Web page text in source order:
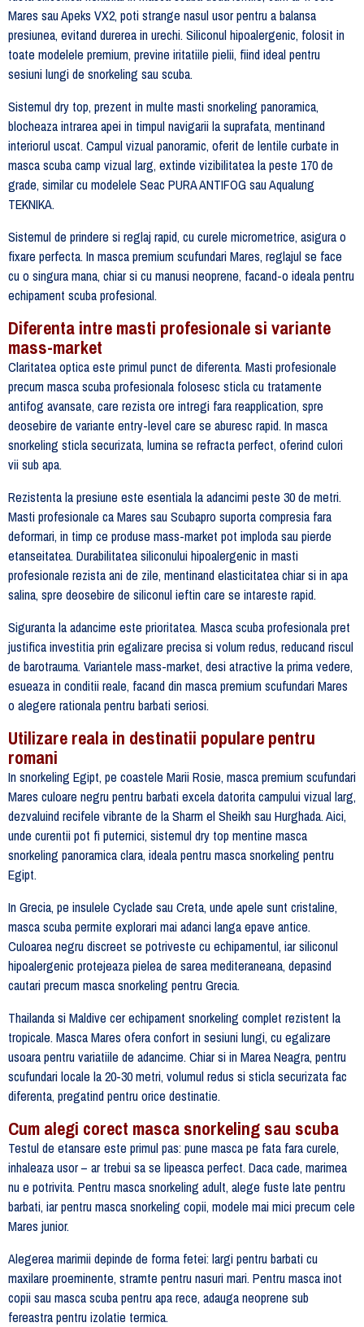
Mares sau Apeks VX2, poti strange nasul usor pentru a balansa
presiunea, evitand durerea in urechi. Siliconul hipoalergenic, folosit in
toate modelele premium, previne iritatiile pielii, fiind ideal pentru
sesiuni lungi de snorkeling sau scuba.
Sistemul dry top, prezent in multe masti snorkeling panoramica,
blocheaza intrarea apei in timpul navigarii la suprafata, mentinand
interiorul uscat. Campul vizual panoramic, oferit de lentile curbate in
masca scuba camp vizual larg, extinde vizibilitatea la peste 170 de
grade, similar cu modelele Seac PURA ANTIFOG sau Aqualung
TEKNIKA.
Sistemul de prindere si reglaj rapid, cu curele micrometrice, asigura o
fixare perfecta. In masca premium scufundari Mares, reglajul se face
cu o singura mana, chiar si cu manusi neoprene, facand-o ideala pentru
echipament scuba profesional.
Diferenta intre masti profesionale si variante
mass-market
Claritatea optica este primul punct de diferenta. Masti profesionale
precum masca scuba profesionala folosesc sticla cu tratamente
antifog avansate, care rezista ore intregi fara reapplication, spre
deosebire de variante entry-level care se aburesc rapid. In masca
snorkeling sticla securizata, lumina se refracta perfect, oferind culori
vii sub apa.
Rezistenta la presiune este esentiala la adancimi peste 30 de metri.
Masti profesionale ca Mares sau Scubapro suporta compresia fara
deformari, in timp ce produse mass-market pot imploda sau pierde
etanseitatea. Durabilitatea siliconului hipoalergenic in masti
profesionale rezista ani de zile, mentinand elasticitatea chiar si in apa
salina, spre deosebire de siliconul ieftin care se intareste rapid.
Siguranta la adancime este prioritatea. Masca scuba profesionala pret
justifica investitia prin egalizare precisa si volum redus, reducand riscul
de barotrauma. Variantele mass-market, desi atractive la prima vedere,
esueaza in conditii reale, facand din masca premium scufundari Mares
o alegere rationala pentru barbati seriosi.
Utilizare reala in destinatii populare pentru
romani
In snorkeling Egipt, pe coastele Marii Rosie, masca premium scufundari
Mares culoare negru pentru barbati excela datorita campului vizual larg,
dezvaluind recifele vibrante de la Sharm el Sheikh sau Hurghada. Aici,
unde curentii pot fi puternici, sistemul dry top mentine masca
snorkeling panoramica clara, ideala pentru masca snorkeling pentru
Egipt.
In Grecia, pe insulele Cyclade sau Creta, unde apele sunt cristaline,
masca scuba permite explorari mai adanci langa epave antice.
Culoarea negru discreet se potriveste cu echipamentul, iar siliconul
hipoalergenic protejeaza pielea de sarea mediteraneana, depasind
cautari precum masca snorkeling pentru Grecia.
Thailanda si Maldive cer echipament snorkeling complet rezistent la
tropicale. Masca Mares ofera confort in sesiuni lungi, cu egalizare
usoara pentru variatiile de adancime. Chiar si in Marea Neagra, pentru
scufundari locale la 20-30 metri, volumul redus si sticla securizata fac
diferenta, pregatind pentru orice destinatie.
Cum alegi corect masca snorkeling sau scuba
Testul de etansare este primul pas: pune masca pe fata fara curele,
inhaleaza usor – ar trebui sa se lipeasca perfect. Daca cade, marimea
nu e potrivita. Pentru masca snorkeling adult, alege fuste late pentru
barbati, iar pentru masca snorkeling copii, modele mai mici precum cele
Mares junior.
Alegerea marimii depinde de forma fetei: largi pentru barbati cu
maxilare proeminente, stramte pentru nasuri mari. Pentru masca inot
copii sau masca scuba pentru apa rece, adauga neoprene sub
fereastra pentru izolatie termica.